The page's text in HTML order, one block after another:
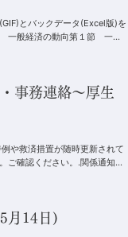
とバックデータ(Excel版)を
一般経済の動向第１節 一般
事務連絡～厚生
や救済措置が随時更新されて
ご確認ください。.関係通知等
月14日)